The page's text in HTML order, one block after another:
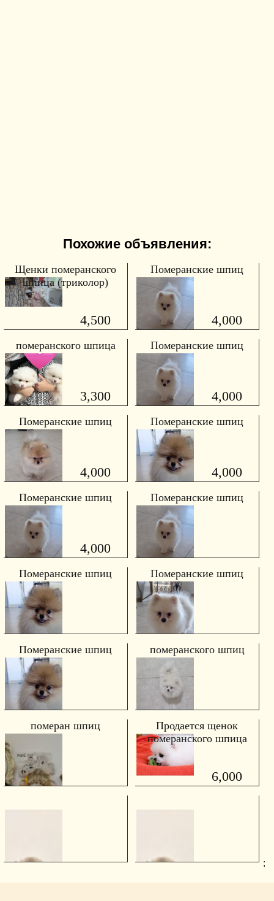
Похожие объявления:
Щенки померанского
шпица (триколор)
4,500
Померанские шпиц
4,000
померанского шпица
3,300
Померанские шпиц
4,000
Померанские шпиц
4,000
Померанские шпиц
4,000
Померанские шпиц
4,000
Померанские шпиц
Померанские шпиц Померанские шпиц
Померанские шпиц померанского шпиц
померан шпиц
Продается щенок
померанского шпица
6,000
;